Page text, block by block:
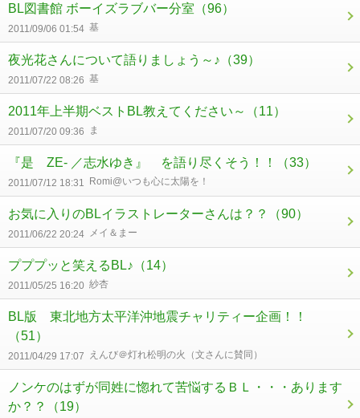
BL図書館 ボーイズラブバー分室 （96）
2011/09/06 01:54 基
夜光花さんについて語りましょう～♪ （39）
2011/07/22 08:26 基
2011年上半期ベストBL教えてください～ （11）
2011/07/20 09:36 ま
『是 ZE- ／志水ゆき』 を語り尽くそう！！ （33）
2011/07/12 18:31 Romi@いつも心に太陽を！
お気に入りのBLイラストレーターさんは？？ （90）
2011/06/22 20:24 メイ＆まー
プププッと笑えるBL♪ （14）
2011/05/25 16:20 紗杏
BL版 東北地方太平洋沖地震チャリティー企画！！
（51）
2011/04/29 17:07 えんび＠灯れ松明の火（文さんに賛同）
ノンケのはずが同姓に惚れて苦悩するＢＬ・・・あります
か？？
（19）